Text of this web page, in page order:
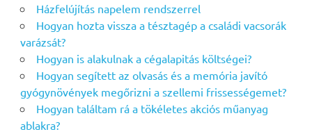
Házfelújítás napelem rendszerrel
Hogyan hozta vissza a tésztagép a családi vacsorák
varázsát?
Hogyan is alakulnak a cégalapitás költségei?
Hogyan segített az olvasás és a memória javító
gyógynövények megőrizni a szellemi frissességemet?
Hogyan találtam rá a tökéletes akciós műanyag
ablakra?